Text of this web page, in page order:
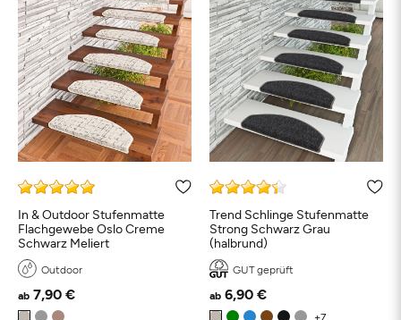
In & Outdoor Stufenmatte
Flachgewebe Oslo Creme
Schwarz Meliert
Outdoor
ab 7,90 €
Trend Schlinge Stufenmatte
Strong Schwarz Grau
(halbrund)
GUT geprüft
ab 6,90 €